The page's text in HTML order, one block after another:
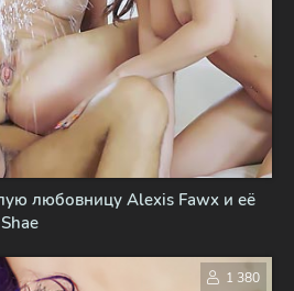
любовницу Alexis Fawx и её
1 380